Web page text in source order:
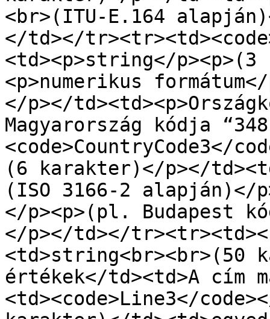
<br>(ITU-E.164
</td></
<td><p>string</
<p>numerikus
</p></
Magyarország kódja
<code>CountryCode3</
(6 karakter)</p></
(ISO 3166-2 alapján)</
</p><p>(pl. Budapest
</p></td></
<td>string<br><br>(50
értékek</td><td>A cím
<td><code>Line3</